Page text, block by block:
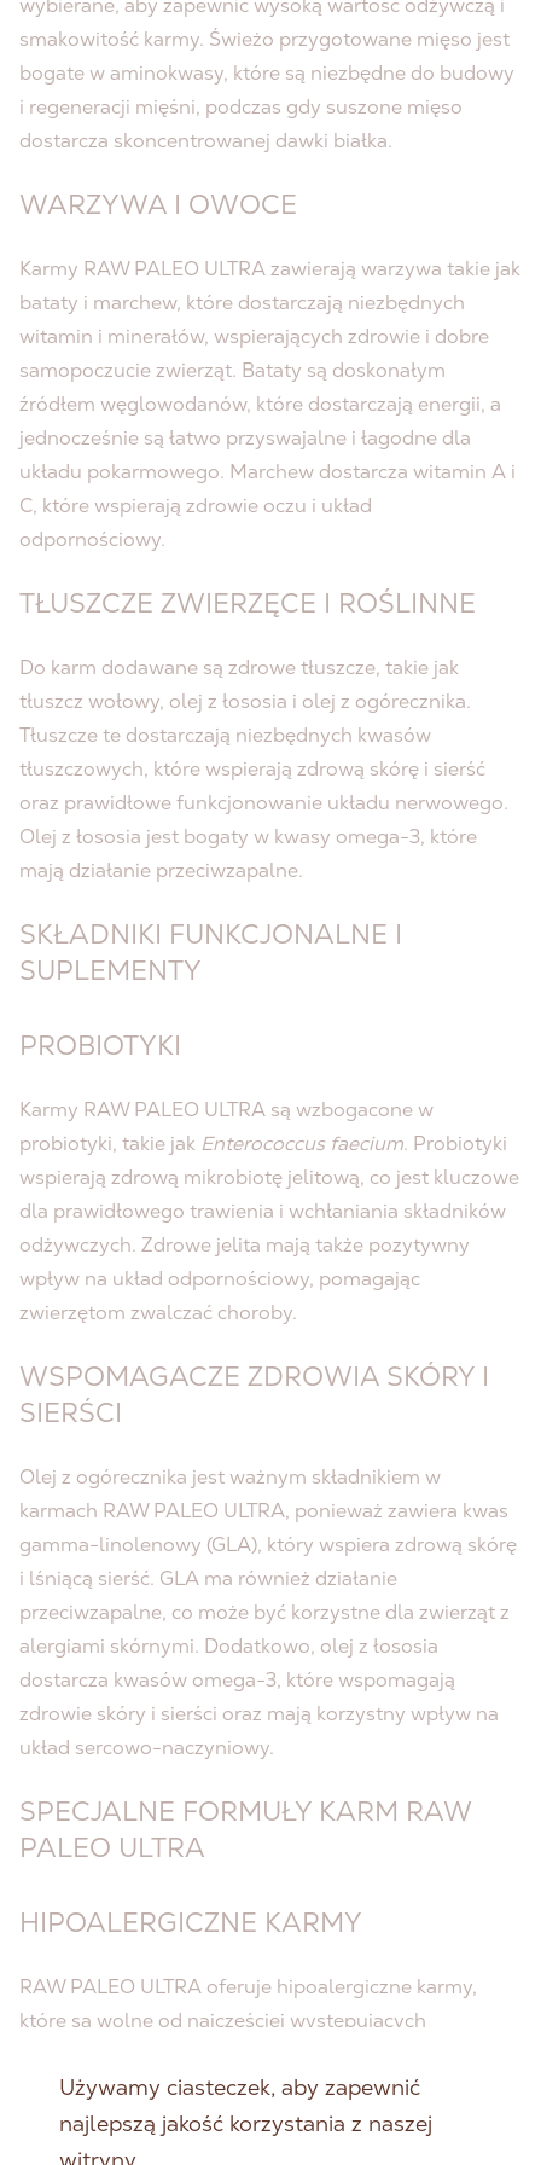
wybierane, aby zapewnić wysoką wartość odżywczą i
smakowitość karmy. Świeżo przygotowane mięso jest
bogate w aminokwasy, które są niezbędne do budowy
i regeneracji mięśni, podczas gdy suszone mięso
dostarcza skoncentrowanej dawki białka.
WARZYWA I OWOCE
Karmy RAW PALEO ULTRA zawierają warzywa takie jak
bataty i marchew, które dostarczają niezbędnych
witamin i minerałów, wspierających zdrowie i dobre
samopoczucie zwierząt. Bataty są doskonałym
źródłem węglowodanów, które dostarczają energii, a
jednocześnie są łatwo przyswajalne i łagodne dla
układu pokarmowego. Marchew dostarcza witamin A i
C, które wspierają zdrowie oczu i układ
odpornościowy.
TŁUSZCZE ZWIERZĘCE I ROŚLINNE
Do karm dodawane są zdrowe tłuszcze, takie jak
tłuszcz wołowy, olej z łososia i olej z ogórecznika.
Tłuszcze te dostarczają niezbędnych kwasów
tłuszczowych, które wspierają zdrową skórę i sierść
oraz prawidłowe funkcjonowanie układu nerwowego.
Olej z łososia jest bogaty w kwasy omega-3, które
mają działanie przeciwzapalne.
SKŁADNIKI FUNKCJONALNE I
SUPLEMENTY
PROBIOTYKI
Karmy RAW PALEO ULTRA są wzbogacone w
probiotyki, takie jak Enterococcus faecium. Probiotyki
wspierają zdrową mikrobiotę jelitową, co jest kluczowe
dla prawidłowego trawienia i wchłaniania składników
odżywczych. Zdrowe jelita mają także pozytywny
wpływ na układ odpornościowy, pomagając
zwierzętom zwalczać choroby.
WSPOMAGACZE ZDROWIA SKÓRY I
SIERŚCI
Olej z ogórecznika jest ważnym składnikiem w
karmach RAW PALEO ULTRA, ponieważ zawiera kwas
gamma-linolenowy (GLA), który wspiera zdrową skórę
i lśniącą sierść. GLA ma również działanie
przeciwzapalne, co może być korzystne dla zwierząt z
alergiami skórnymi. Dodatkowo, olej z łososia
dostarcza kwasów omega-3, które wspomagają
zdrowie skóry i sierści oraz mają korzystny wpływ na
układ sercowo-naczyniowy.
SPECJALNE FORMUŁY KARM RAW
PALEO ULTRA
HIPOALERGICZNE KARMY
RAW PALEO ULTRA oferuje hipoalergiczne karmy,
które są wolne od najczęściej występujących
dodatki. Takie formuły są idealne dla zwierząt z
wrażliwym układem pokarmowym lub skłonnościami
do alergii. Eliminacja potencjalnych alergenów
Używamy ciasteczek, aby zapewnić
najlepszą jakość korzystania z naszej
witryny.